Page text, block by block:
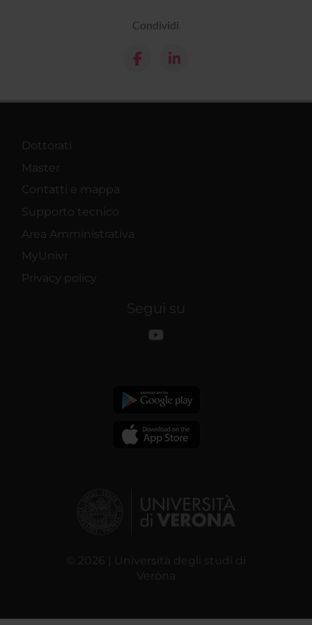
Condividi
Dottorati
Master
Contatti e mappa
Supporto tecnico
Area Amministrativa
MyUnivr
Privacy policy
Segui su
© 2026 | Università degli studi di
Verona